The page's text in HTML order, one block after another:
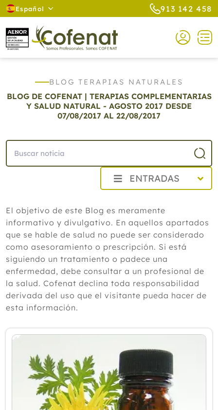
Español 913 142 458
BLOG TERAPIAS NATURALES
BLOG DE COFENAT | TERAPIAS COMPLEMENTARIAS
Y SALUD NATURAL - AGOSTO 2017 DESDE
07/08/2017 AL 22/08/2017
ENTRADAS
2025
2024
2023
2022
2021
2020
2017
Diciembre
Octubre
Septiembre
Agosto
El objetivo de este Blog es meramente
informativo y divulgativo. En aquellos apartados
que se hable de salud no puede ser considerado
como asesoramiento o prescripción. Si está
siguiendo un tratamiento o padece una
enfermedad, debe consultar a un profesional de
la salud. Cofenat declina toda responsabilidad
derivada del uso que el visitante pueda hacer de
esta información.